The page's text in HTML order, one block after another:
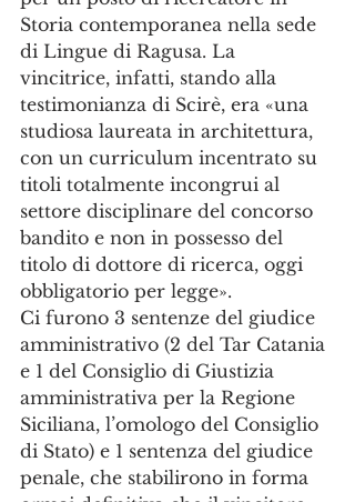
Storia contemporanea nella sede
di Lingue di Ragusa. La
vincitrice, infatti, stando alla
testimonianza di Scirè, era «una
studiosa laureata in architettura,
con un curriculum incentrato su
titoli totalmente incongrui al
settore disciplinare del concorso
bandito e non in possesso del
titolo di dottore di ricerca, oggi
obbligatorio per legge».
Ci furono 3 sentenze del giudice
amministrativo (2 del Tar Catania
e 1 del Consiglio di Giustizia
amministrativa per la Regione
Siciliana, l’omologo del Consiglio
di Stato) e 1 sentenza del giudice
penale, che stabilirono in forma